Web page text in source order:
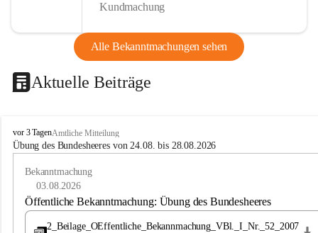
Kundmachung
Alle Bekanntmachungen sehen
Aktuelle Beiträge
B
u
vor 3 TagenAmtliche Mitteilung
Übung des Bundesheeres von 24.08. bis 28.08.2026
Bekanntmachung
03.08.2026
Öffentliche Bekanntmachung: Übung des Bundesheeres
2_Beilage_OEffentliche_Bekannmachung_VBl._I_Nr._52_2007